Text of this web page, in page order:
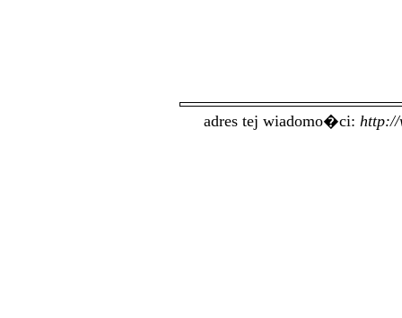
adres tej wiadomo�ci: http://